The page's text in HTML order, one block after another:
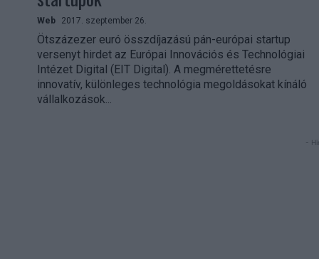
Web 2017. szeptember 26.
Ötszázezer euró összdíjazású pán-európai startup
versenyt hirdet az Európai Innovációs és Technológiai
Intézet Digital (EIT Digital). A megmérettetésre
innovatív, különleges technológia megoldásokat kínáló
vállalkozások...
-